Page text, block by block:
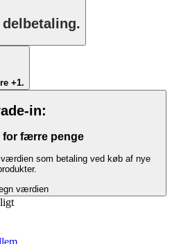
+1.
in:
for færre penge
som betaling ved køb af nye
værdien